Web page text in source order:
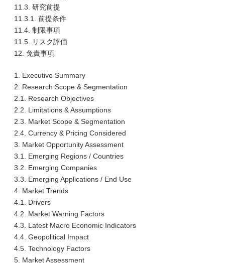
11.3. 研究前提
11.3.1. 前提条件
11.4. 制限事項
11.5. リスク評価
12. 免責事項
1. Executive Summary
2. Research Scope & Segmentation
2.1. Research Objectives
2.2. Limitations & Assumptions
2.3. Market Scope & Segmentation
2.4. Currency & Pricing Considered
3. Market Opportunity Assessment
3.1. Emerging Regions / Countries
3.2. Emerging Companies
3.3. Emerging Applications / End Use
4. Market Trends
4.1. Drivers
4.2. Market Warning Factors
4.3. Latest Macro Economic Indicators
4.4. Geopolitical Impact
4.5. Technology Factors
5. Market Assessment